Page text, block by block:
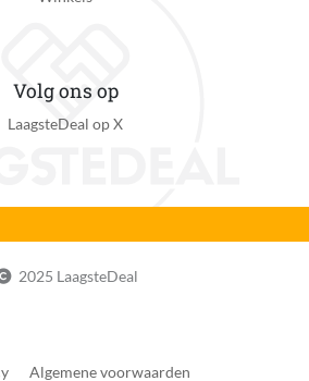
Volg ons op
LaagsteDeal op X
2025 LaagsteDeal
Algemene voorwaarden